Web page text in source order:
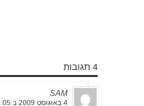
4 תגובות
SAM
4 באוגוסט 2009 ב 11:05